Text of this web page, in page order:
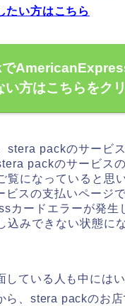
たい方はこちら
い方はこちらをク
stera packのサービ
packのサービス
覧になっていると思
ビスの支払いページで
カードエラーが発生
込みできない状態に
している人も中には
ら、stera packのお店